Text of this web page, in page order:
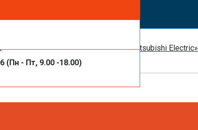
(Пн - Пт, 9.00 -18.00)
проекты на базе оборудования Mitsubishi Electric»